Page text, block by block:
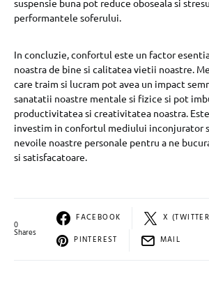
suspensie buna pot reduce oboseala si
performantele soferului.
In concluzie, confortul este un factor
noastra de bine si calitatea vietii noastre.
care traim si lucram pot avea un impact
sanatatii noastre mentale si fizice si pot
productivitatea si creativitatea noastra.
investim in confortul mediului inconjurator
nevoile noastre personale pentru a ne
si satisfacatoare.
0
Shares
FACEBOOK
X
PINTEREST
MAIL